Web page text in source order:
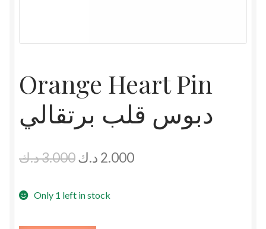
Orange Heart Pin
دبوس قلب برتقالي
3.000د.ك
Original
was:
2.000 د.ك
Current
Only 1 left in stock